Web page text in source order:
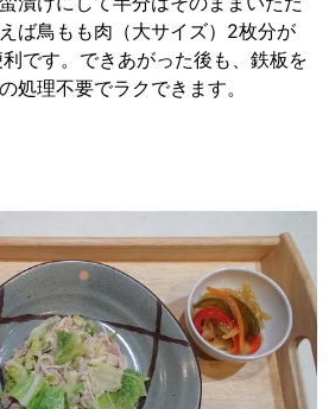
ば鳥もも肉（大サイズ）2枚分が
です。できあがった後も、鉄板を
処理不要でラクできます。